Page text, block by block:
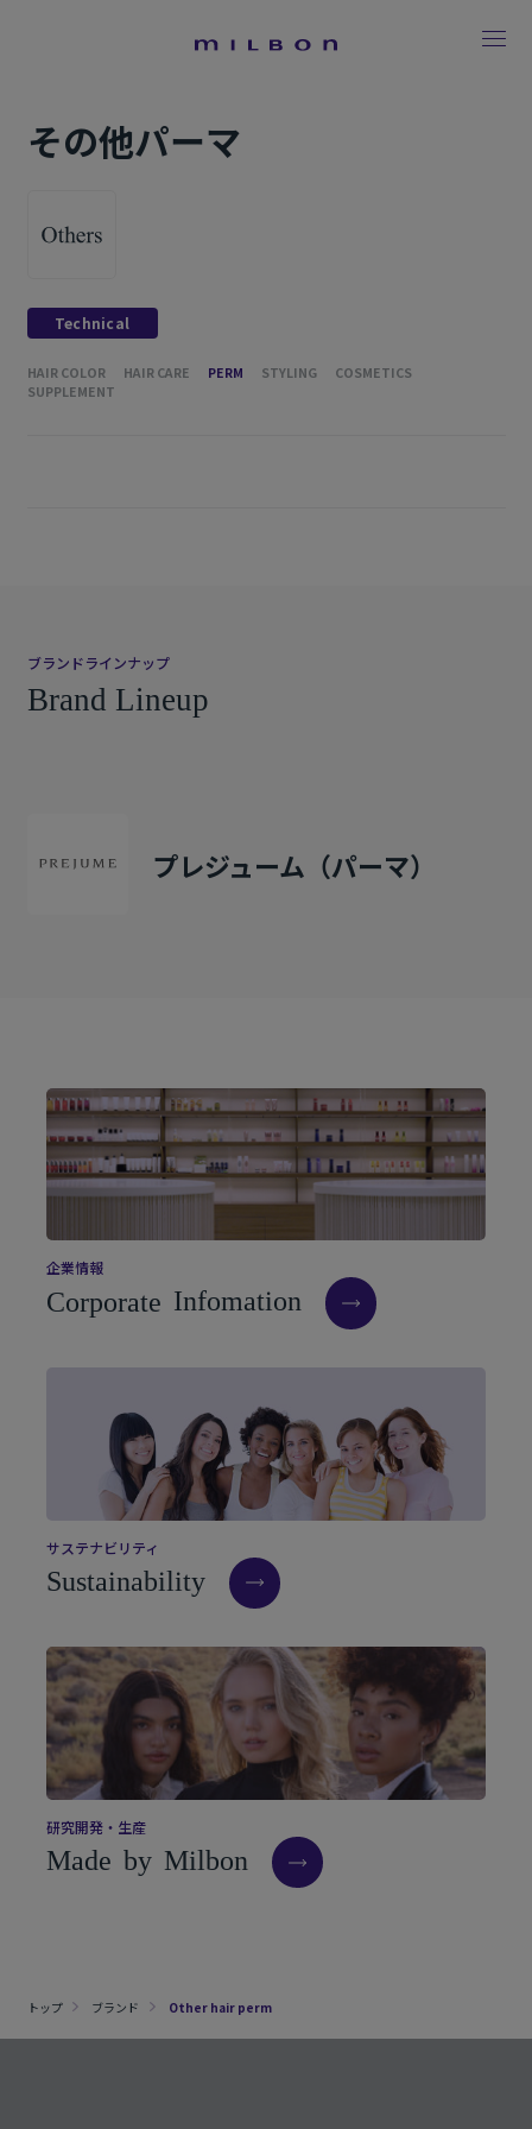
その他パーマ
Technical
HAIR COLOR HAIR CARE PERM STYLING
COSMETICS
SUPPLEMENT
ブランドラインナップ
Brand Lineup
プレジューム（パーマ）
企業情報
Corporate Infomation
サステナビリティ
Sustainability
研究開発・ 生産
Made by Milbon
トップ ブランド Other hair perm